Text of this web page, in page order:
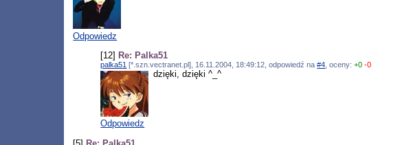
Odpowiedz
[12] Re: Palka51
palka51 [*.szn.vectranet.pl], 16.11.2004, 18:49:12, odpowiedź na#4 , oceny:+0 -0
dzięki, dzięki ^_^
Odpowiedz
[5] Re: Palka51